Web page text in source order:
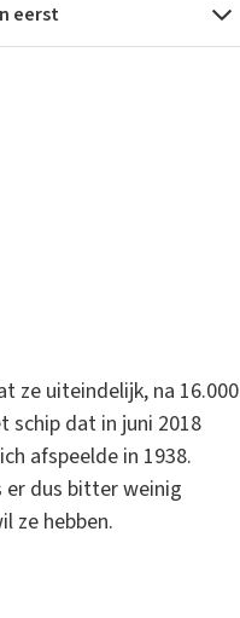
ze uiteindelijk, na 16.000
schip dat in juni 2018
afspeelde in 1938.
er dus bitter weinig
ze hebben.